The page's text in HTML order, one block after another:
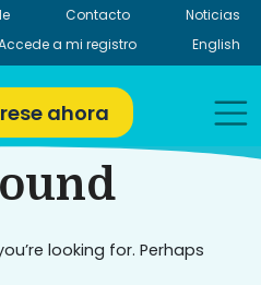
Contacto
Noticias
a mi registro
English
ahora
looking for. Perhaps